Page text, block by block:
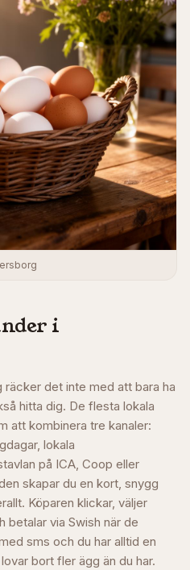
i
räcker det inte med att bara ha
hitta dig. De flesta lokala
att kombinera tre kanaler:
lokala
på ICA, Coop eller
skapar du en kort, snygg
Köparen klickar, väljer
betalar via Swish när de
sms och du har alltid en
bort fler ägg än du har.